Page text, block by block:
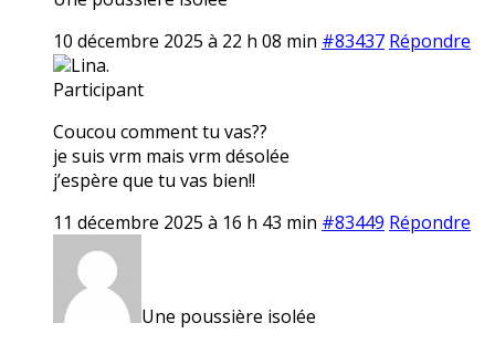
10 décembre 2025 à 22 h 08 min #83437 Répondre
Lina.
Participant
Coucou comment tu vas??
je suis vrm mais vrm désolée
j’espère que tu vas bien!!
11 décembre 2025 à 16 h 43 min #83449 Répondre
Une poussière isolée